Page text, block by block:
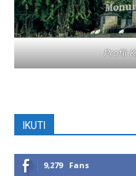
Profil
IKUTI
9,279 Fans